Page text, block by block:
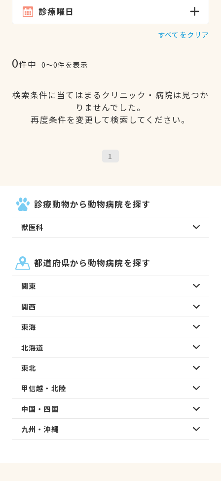
診療曜日
すべてをクリア
0件中 0〜0件を表示
検索条件に当てはまるクリニック・病院は見つか
りませんでした。
再度条件を変更して検索してください。
1
診療動物から動物病院を探す
獣医科
都道府県から動物病院を探す
関東
関西
東海
北海道
東北
甲信越・北陸
中国・四国
九州・沖縄